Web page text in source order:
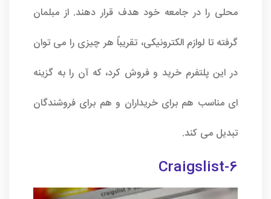
محلی را در جامعه خود هدف قرار دهند. از مبلمان
گرفته تا لوازم الکترونیکی، تقریباً هر چیزی را می توان
در این پلتفرم خرید و فروش کرد، که آن را به گزینه
ای مناسب هم برای خریداران و هم برای فروشندگان
تبدیل می کند.
6-Craigslist